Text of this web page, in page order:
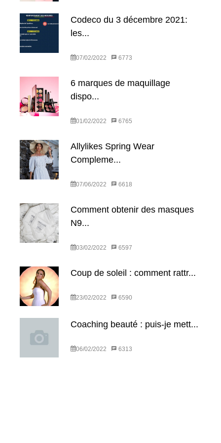
Codeco du 3 décembre 2021:
les...
07/02/2022 6773
6 marques de maquillage
dispo...
01/02/2022 6765
Allylikes Spring Wear
Compleme...
07/06/2022 6618
Comment obtenir des masques
N9...
03/02/2022 6597
Coup de soleil : comment rattr...
23/02/2022 6590
Coaching beauté : puis-je mett...
06/02/2022 6313